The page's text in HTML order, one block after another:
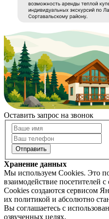
Оставить запрос на звонок
Хранение данных
Мы используем Cookies. Это
взаимодействие посетителей
Cookies создаются сервисом
их политикой и абсолютно
Вы соглашаетесь с
озвученных целях.